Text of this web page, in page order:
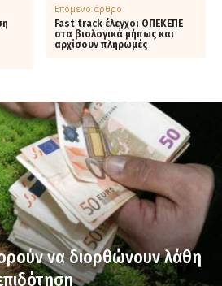
Επόμενο άρθρο
Fast track έλεγχοι ΟΠΕΚΕΠΕ
στα βιολογικά μήπως και
αρχίσουν πληρωμές
να διορθώνουν λάθη